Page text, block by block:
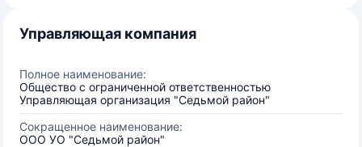
Управляющая компания
Полное наименование:
Общество с ограниченной ответственностью
Управляющая организация "Седьмой район"
Сокращенное наименование:
ООО УО "Седьмой район"